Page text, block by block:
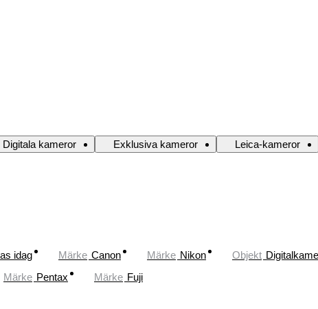
Digitala kameror Exklusiva kameror Leica-kameror
idag Märke Canon Märke Nikon Objekt
Märke Pentax Märke Fuji